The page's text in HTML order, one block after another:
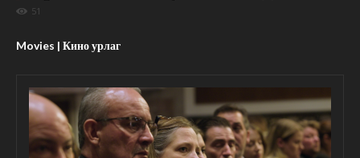
51
Movies | Кино урлаг